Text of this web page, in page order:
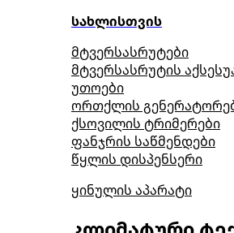
სახლისთვის
მტვერსასრუტები
მტვერსასრუტის
უთოები
ორთქლის
ქსოვილის ტრიმერები
ფანჯრის საწმენდები
წყლის დისპენსერი
ყინულის აპარატი